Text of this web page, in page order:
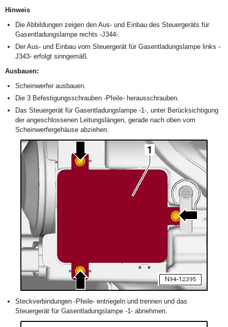
Hinweis
Die Abbildungen zeigen den Aus- und Einbau des Steuergeräts für
Gasentladungslampe rechts -J344-.
Der Aus- und Einbau vom Steuergerät für Gasentladungslampe links -
J343- erfolgt sinngemäß.
Ausbauen:
Scheinwerfer ausbauen.
Die 3 Befestigungsschrauben -Pfeile- herausschrauben.
Das Steuergerät für Gasentladungslampe -1-, unter Berücksichtigung
der angeschlossenen Leitungslängen, gerade nach oben vom
Scheinwerfergehäuse abziehen.
Steckverbindungen -Pfeile- entriegeln und trennen und das
Steuergerät für Gasentladungslampe -1- abnehmen.